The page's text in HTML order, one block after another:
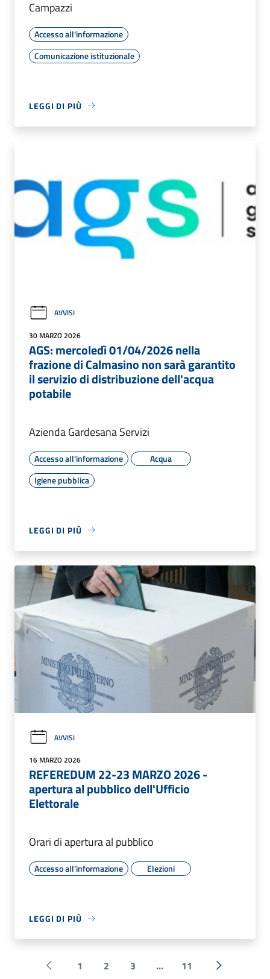
Campazzi
Accesso all'informazione
Comunicazione istituzionale
LEGGI DI PIÙ
AVVISI
30 MARZO 2026
AGS: mercoledì 01/04/2026 nella
frazione di Calmasino non sarà garantito
il servizio di distribuzione dell'acqua
potabile
Azienda Gardesana Servizi
Accesso all'informazione
Acqua
Igiene pubblica
LEGGI DI PIÙ
AVVISI
16 MARZO 2026
REFEREDUM 22-23 MARZO 2026 -
apertura al pubblico dell'Ufficio
Elettorale
Orari di apertura al pubblico
Accesso all'informazione Elezioni
LEGGI DI PIÙ
Pagina precedente
1 2 3 ... 11 Successiva